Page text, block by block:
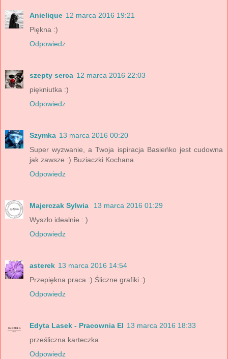
Anielique 12 marca 2016 19:21
Piękna :)
Odpowiedz
szepty serca 12 marca 2016 22:03
piękniutka :)
Odpowiedz
Szymka 13 marca 2016 00:20
Super wyzwanie, a Twoja ispiracja Basieńko jest cudowna
jak zawsze :) Buziaczki Kochana
Odpowiedz
Majerczak Sylwia
13 marca 2016 01:29
Wyszło idealnie : )
Odpowiedz
asterek 13 marca 2016 14:54
Przepiękna praca :) Śliczne grafiki :)
Odpowiedz
Edyta Lasek - Pracownia El 13 marca 2016 18:33
prześliczna karteczka
Odpowiedz